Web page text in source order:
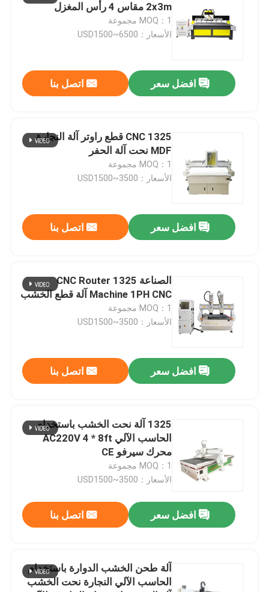
المنتجات
حول بنا
ضبط الجودة
آلة قطع ألياف الليزر
آلة قطع المعادن بالليزر
آلة القطع المتذبذبة
آلة قطع البلازما
آلة صنع الألبوم
2x3m مقاس 4 رأس المغزل
MOQ：1 مجموعة
الأسعار：USD1500~6500
افضل سعر اتصل بنا
1325 CNC قطع راوتر آلة النجارة
MDF نحت آلة الحفر
MOQ：1 مجموعة
الأسعار：USD1500~3500
افضل سعر اتصل بنا
الصناعة 1325 CNC Router
Machine 1PH CNC آلة قطع الخشب
MOQ：1 مجموعة
الأسعار：USD1500~3500
افضل سعر اتصل بنا
1325 آلة نحت الخشب باستخدام
الحاسب الآلي AC220V 4 * 8ft
محرك سيرفو CE
MOQ：1 مجموعة
الأسعار：USD1500~3500
افضل سعر اتصل بنا
آلة طحن الخشب الدوارة باستخدام
الحاسب الآلي النجارة نحت الخشب